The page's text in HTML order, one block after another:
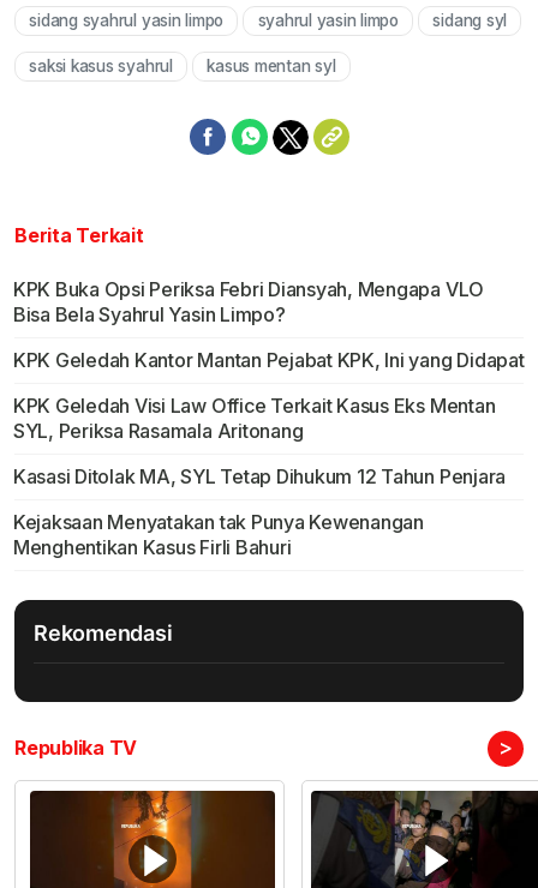
Mute
sidang syahrul yasin limpo syahrul yasin limpo sidang syl
saksi kasus syahrul kasus mentan syl
Berita Terkait
KPK Buka Opsi Periksa Febri Diansyah, Mengapa VLO
Bisa Bela Syahrul Yasin Limpo?
KPK Geledah Kantor Mantan Pejabat KPK, Ini yang Didapat
KPK Geledah Visi Law Office Terkait Kasus Eks Mentan
SYL, Periksa Rasamala Aritonang
Kasasi Ditolak MA, SYL Tetap Dihukum 12 Tahun Penjara
Kejaksaan Menyatakan tak Punya Kewenangan
Menghentikan Kasus Firli Bahuri
Rekomendasi
Republika TV >